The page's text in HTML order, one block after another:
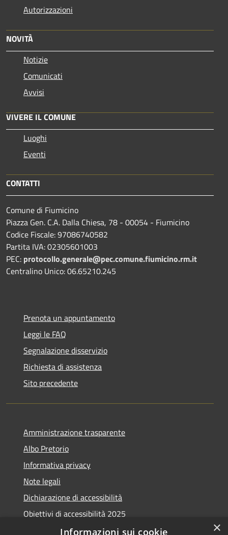
Autorizzazioni
NOVITÀ
Notizie
Comunicati
Avvisi
VIVERE IL COMUNE
Luoghi
Eventi
CONTATTI
Comune di Fiumicino
Piazza Gen. C.A. Dalla Chiesa, 78 - 00054 - Fiumicino
Codice Fiscale: 97086740582
Partita IVA: 02305601003
PEC: protocollo.generale@pec.comune.fiumicino.rm.it
Centralino Unico: 06.65210.245
Prenota un appuntamento
Leggi le FAQ
Segnalazione disservizio
Richiesta di assistenza
Sito precedente
Amministrazione trasparente
Albo Pretorio
Informativa privacy
Note legali
Dichiarazione di accessibilità
Obiettivi di accessibilità 2025
Meccanismo di feedback
×
Informazioni sui cookie